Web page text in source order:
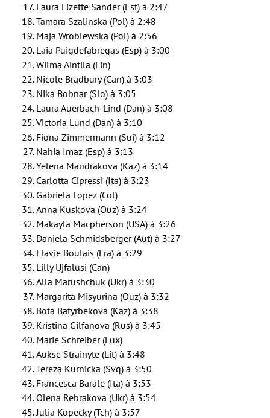
Laura Lizette Sander (Est) à 2:47
Tamara Szalinska (Pol) à 2:48
Maja Wroblewska (Pol) à 2:56
Laia Puigdefabregas (Esp) à 3:00
Wilma Aintila (Fin)
Nicole Bradbury (Can) à 3:03
Nika Bobnar (Slo) à 3:05
Laura Auerbach-Lind (Dan) à 3:08
Victoria Lund (Dan) à 3:10
Fiona Zimmermann (Sui) à 3:12
Nahia Imaz (Esp) à 3:13
Yelena Mandrakova (Kaz) à 3:14
Carlotta Cipressi (Ita) à 3:23
Gabriela Lopez (Col)
Anna Kuskova (Ouz) à 3:24
Makayla Macpherson (USA) à 3:26
Daniela Schmidsberger (Aut) à 3:27
Flavie Boulais (Fra) à 3:29
Lilly Ujfalusi (Can)
Alla Marushchuk (Ukr) à 3:30
Margarita Misyurina (Ouz) à 3:32
Bota Batyrbekova (Kaz) à 3:38
Kristina Gilfanova (Rus) à 3:45
Marie Schreiber (Lux)
Aukse Strainyte (Lit) à 3:48
Tereza Kurnicka (Svq) à 3:50
Francesca Barale (Ita) à 3:53
Olena Rebrakova (Ukr) à 3:54
Julia Kopecky (Tch) à 3:57